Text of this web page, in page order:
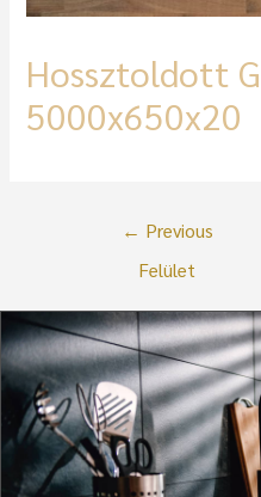
Hossztoldott
5000x650x20
← Previous
Felület